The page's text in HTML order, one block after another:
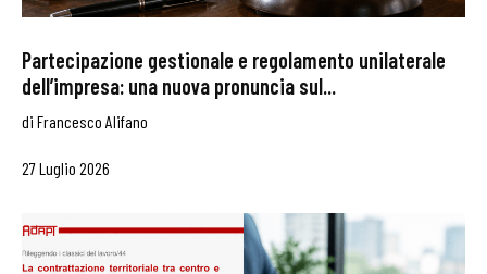
Partecipazione gestionale e regolamento unilaterale
dell’impresa: una nuova pronuncia sul...
di Francesco Alifano
27 Luglio 2026